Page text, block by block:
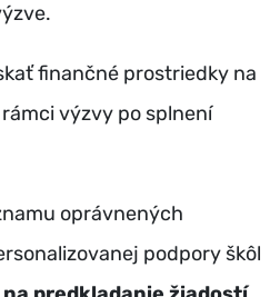
finančné prostriedky na
výzvy po splnení
oprávnených
podpory škôl